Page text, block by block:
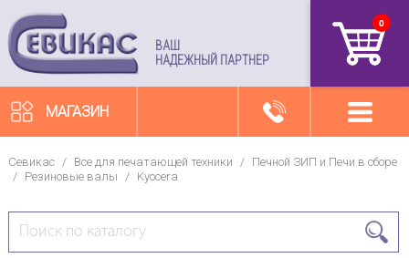
ВАШ
НАДЕЖНЫЙ ПАРТНЕР
0
МАГАЗИН
Севикас / Все для печатающей техники /
Печной ЗИП и Печи в сборе
/
Резиновые валы / Kyocera